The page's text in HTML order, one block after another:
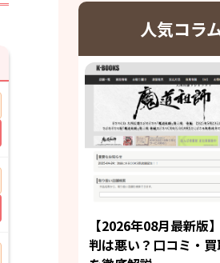
人気コラ
【2026年08月最新版
判は悪い？口コミ・